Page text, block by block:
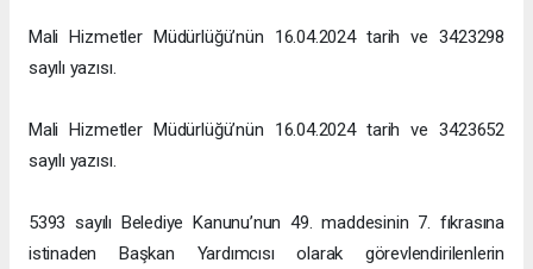
Mali Hizmetler Müdürlüğü’nün 16.04.2024 tarih ve 3423298
sayılı yazısı.
Mali Hizmetler Müdürlüğü’nün 16.04.2024 tarih ve 3423652
sayılı yazısı.
5393 sayılı Belediye Kanunu’nun 49. maddesinin 7. fıkrasına
istinaden Başkan Yardımcısı olarak görevlendirilenlerin